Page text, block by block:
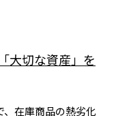
「大切な資産」を
在庫商品の熱劣化